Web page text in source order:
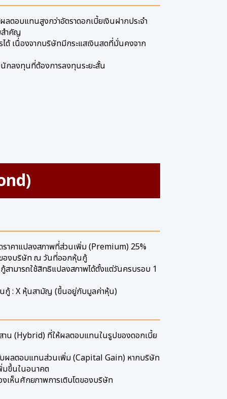
ลตอบแทนสูงกว่าอัตราดอกเบี้ยเงินฝากประจำ
ำคัญ
ได้ เนื่องจากบริษัทมีกระแสเงินสดที่มั่นคงจาก
กลงทุนที่ต้องการลงทุนระยะสั้น
าคาแปลงสภาพที่ส่วนเพิ่ม (Premium) 25%
ของบริษัท ณ วันที่ออกหุ้นกู้
ามารถใช้สิทธิแปลงสภาพได้ตั้งแต่วันครบรอบ 1
กู้ : X หุ้นสามัญ (ขึ้นอยู่กับมูลค่าหุ้น)
น (Hybrid) ที่ให้ผลตอบแทนในรูปของดอกเบี้ย
บผลตอบแทนส่วนเพิ่ม (Capital Gain) หากบริษัท
มขึ้นในอนาคต
เห็นศักยภาพการเติบโตของบริษัท